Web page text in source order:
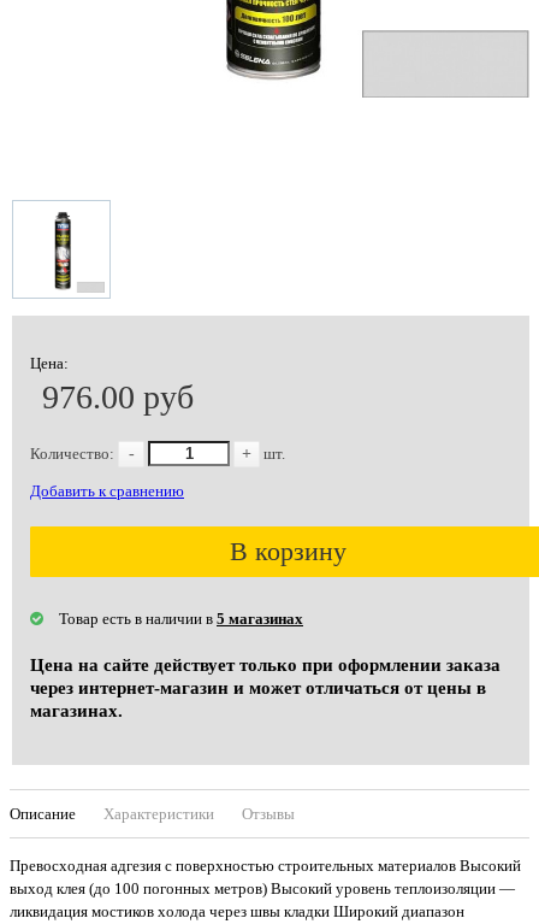
Цена:
976.00 руб
Количество: - + шт.
Добавить к сравнению
В корзину
Товар есть в наличии в 5 магазинах
Цена на сайте действует только при оформлении заказа
через интернет-магазин и может отличаться от цены в
магазинах.
Описание Характеристики Отзывы
Превосходная адгезия с поверхностью строительных материалов Высокий
выход клея (до 100 погонных метров) Высокий уровень теплоизоляции —
ликвидация мостиков холода через швы кладки Широкий диапазон